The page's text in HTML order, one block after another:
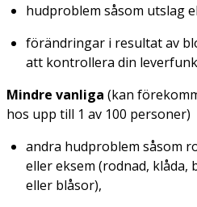
hudproblem såsom utslag
förändringar i resultat av
att kontrollera din
Mindre vanliga (kan
hos upp till 1 av 100 personer)
andra hudproblem såsom
eller eksem (rodnad, klåda,
eller blåsor),